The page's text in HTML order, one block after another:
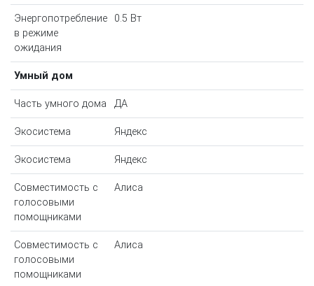
Энергопотребление
в режиме
ожидания
0.5 Вт
Умный дом
Часть умного дома ДА
Экосистема Яндекс
Экосистема Яндекс
Совместимость с
голосовыми
помощниками
Алиса
Совместимость с
голосовыми
помощниками
Алиса